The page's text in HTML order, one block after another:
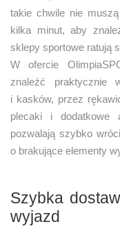
takie chwile nie
kilka minut, aby
sklepy sportowe ratują
W ofercie
znaleźć praktycznie
i kasków, przez
plecaki i dodatkowe
pozwalają szybko
o brakujące elementy
Szybka
wyjazd